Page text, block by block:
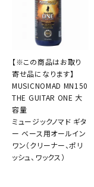
【※この商品はお取り
寄せ品になります】
MUSICNOMAD MN150
THE GUITAR ONE 大
容量
ミュージックノマド ギタ
ー ベース用オールイン
ワン（クリーナー、ポリ
ッシュ、ワックス）